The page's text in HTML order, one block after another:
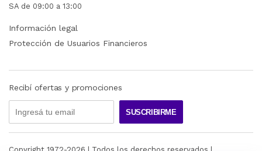
SA de 09:00 a 13:00
Información legal
Protección de Usuarios Financieros
Recibí ofertas y promociones
SUSCRIBIRME